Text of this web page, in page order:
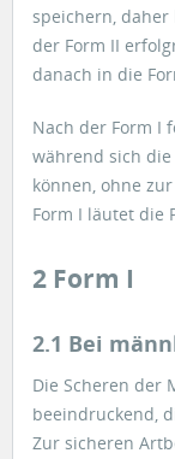
speichern,
der Form II
danach in die
Nach der Form I
während sich
können, ohne
Form I läutet die
2 Form I
2.1 Bei
Die Scheren der
beeindruckend,
Zur sicheren